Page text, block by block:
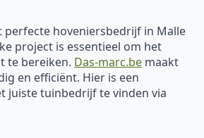
perfecte hoveniersbedrijf in Malle
project is essentieel om het
te bereiken. Das-marc.be maakt
en efficiënt. Hier is een
juiste tuinbedrijf te vinden via